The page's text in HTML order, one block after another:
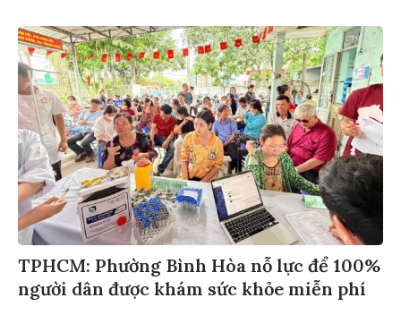
TPHCM: Phường Bình Hòa nỗ lực để 100%
người dân được khám sức khỏe miễn phí